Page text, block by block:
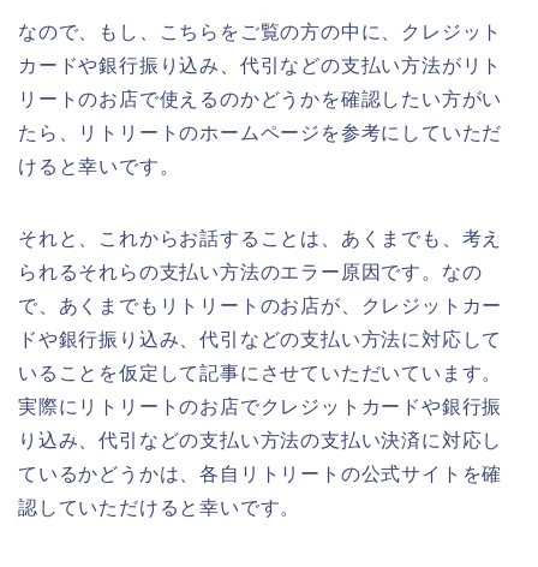
なので、もし、こちらをご覧の方の中に、クレジット
カードや銀行振り込み、代引などの支払い方法がリト
リートのお店で使えるのかどうかを確認したい方がい
たら、リトリートのホームページを参考にしていただ
けると幸いです。
それと、これからお話することは、あくまでも、考え
られるそれらの支払い方法のエラー原因です。なの
で、あくまでもリトリートのお店が、クレジットカー
ドや銀行振り込み、代引などの支払い方法に対応して
いることを仮定して記事にさせていただいています。
実際にリトリートのお店でクレジットカードや銀行振
り込み、代引などの支払い方法の支払い決済に対応し
ているかどうかは、各自リトリートの公式サイトを確
認していただけると幸いです。